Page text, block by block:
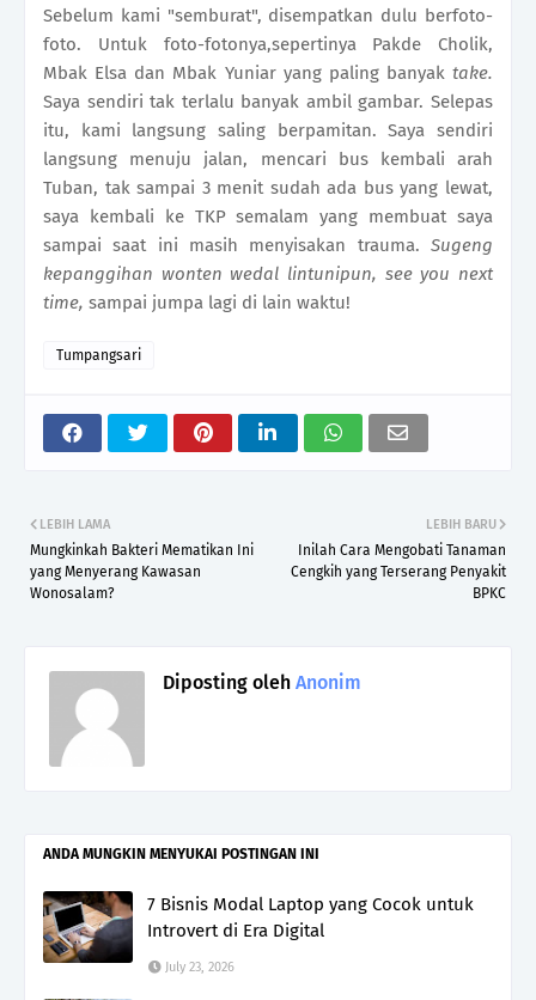
Sebelum kami "semburat", disempatkan dulu berfoto-
foto. Untuk foto-fotonya,sepertinya Pakde Cholik,
Mbak Elsa dan Mbak Yuniar yang paling banyak take.
Saya sendiri tak terlalu banyak ambil gambar. Selepas
itu, kami langsung saling berpamitan. Saya sendiri
langsung menuju jalan, mencari bus kembali arah
Tuban, tak sampai 3 menit sudah ada bus yang lewat,
saya kembali ke TKP semalam yang membuat saya
sampai saat ini masih menyisakan trauma. Sugeng
kepanggihan wonten wedal lintunipun, see you next
time, sampai jumpa lagi di lain waktu!
Tumpangsari
LEBIH BARU
Inilah Cara Mengobati Tanaman
Cengkih yang Terserang Penyakit
BPKC
LEBIH LAMA
Mungkinkah Bakteri Mematikan Ini
yang Menyerang Kawasan
Wonosalam?
Diposting oleh Anonim
ANDA MUNGKIN MENYUKAI POSTINGAN INI
7 Bisnis Modal Laptop yang Cocok untuk
Introvert di Era Digital
July 23, 2026